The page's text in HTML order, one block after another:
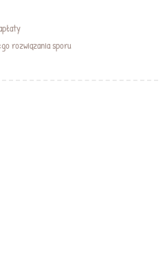
rozwiązania sporu